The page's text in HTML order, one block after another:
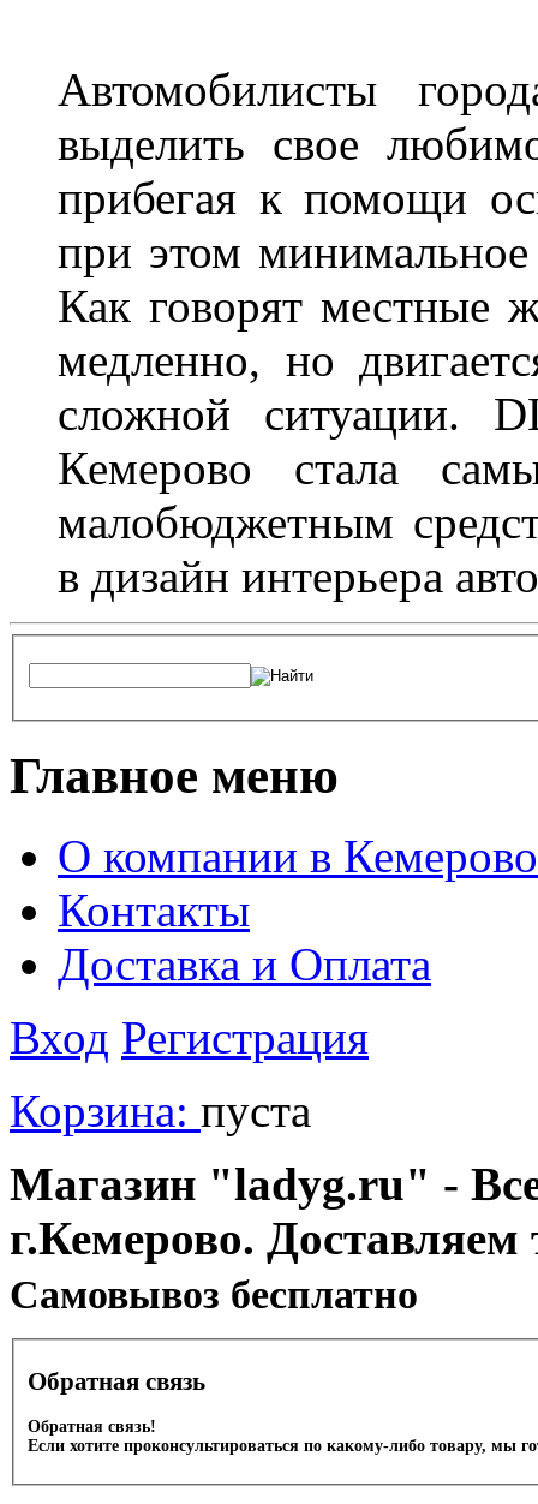
Автомобилисты
выделить свое
прибегая к помощи
при этом минимальное
Как говорят местные
медленно, но
сложной ситуации.
Кемерово стала
малобюджетным
в дизайн интерьера
Главное меню
О компании в Кемерово
Контакты
Доставка и Оплата
Вход Регистрация
Корзина: пуста
Магазин "ladyg.ru" -
г.Кемерово.
Cамовывоз бесплатно
Обратная связь
Обратная связь!
Если хотите проконсультироваться по какому-либо товару, мы